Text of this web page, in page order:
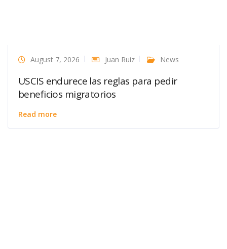
August 7, 2026 Juan Ruiz News
USCIS endurece las reglas para pedir
beneficios migratorios
Read more